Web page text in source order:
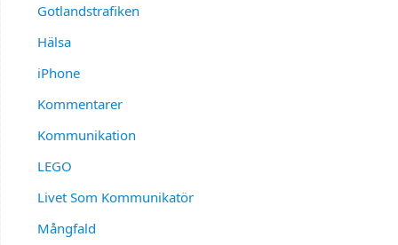
Gotlandstrafiken
Hälsa
iPhone
Kommentarer
Kommunikation
LEGO
Livet Som Kommunikatör
Mångfald